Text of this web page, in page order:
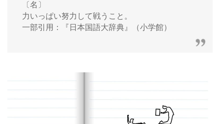
〔名〕
力いっぱい努力して戦うこと。
一部引用：『日本国語大辞典』（小学館）